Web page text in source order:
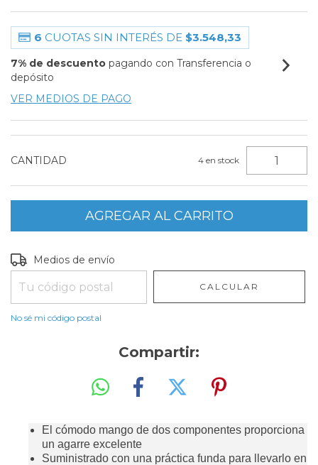
6 CUOTAS SIN INTERÉS DE $3.548,33
7% de descuento pagando con Transferencia o
depósito
VER MEDIOS DE PAGO
CANTIDAD 4 en stock
Entregas para el CP:
Medios de envío
CALCULAR
No sé mi código postal
Compartir:
El cómodo mango de dos componentes proporciona
un agarre excelente
Suministrado con una práctica funda para llevarlo en